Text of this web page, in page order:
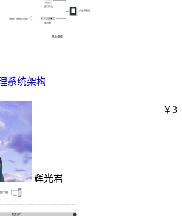
系统架构
辉光君
￥3